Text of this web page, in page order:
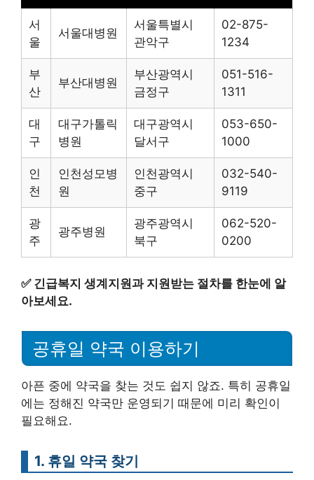
서
울
서울대병원
서울특별시
관악구
02-875-
1234
부
산
부산대병원
부산광역시
금정구
051-516-
1311
대
구
대구가톨릭
병원
대구광역시
달서구
053-650-
1000
인
천
인천성모병
원
인천광역시
중구
032-540-
9119
광
주
광주병원
광주광역시
북구
062-520-
0200
✅ 긴급복지 생계지원과 지원받는 절차를 한눈에 알
아보세요.
공휴일 약국 이용하기
아픈 중에 약국을 찾는 것도 쉽지 않죠. 특히 공휴일
에는 정해진 약국만 운영되기 때문에 미리 확인이
필요해요.
1. 휴일 약국 찾기